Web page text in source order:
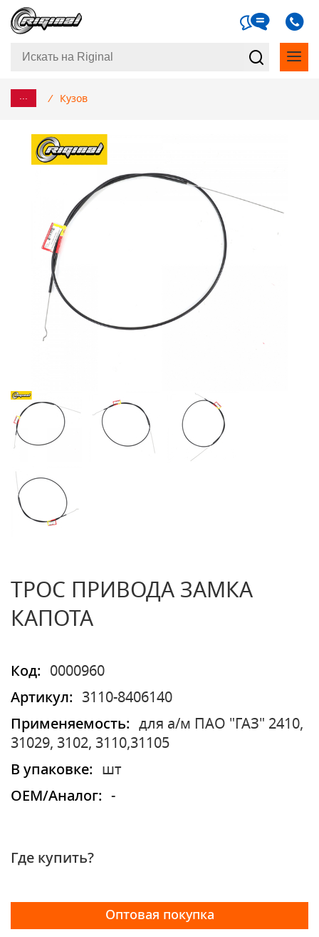
... / Кузов
ТРОС ПРИВОДА ЗАМКА
КАПОТА
Код:
0000960
Артикул:
3110-8406140
Применяемость:
для а/м ПАО "ГАЗ" 2410,
31029, 3102, 3110,31105
В упаковке:
шт
OEM/Аналог:
-
Где купить?
Оптовая покупка